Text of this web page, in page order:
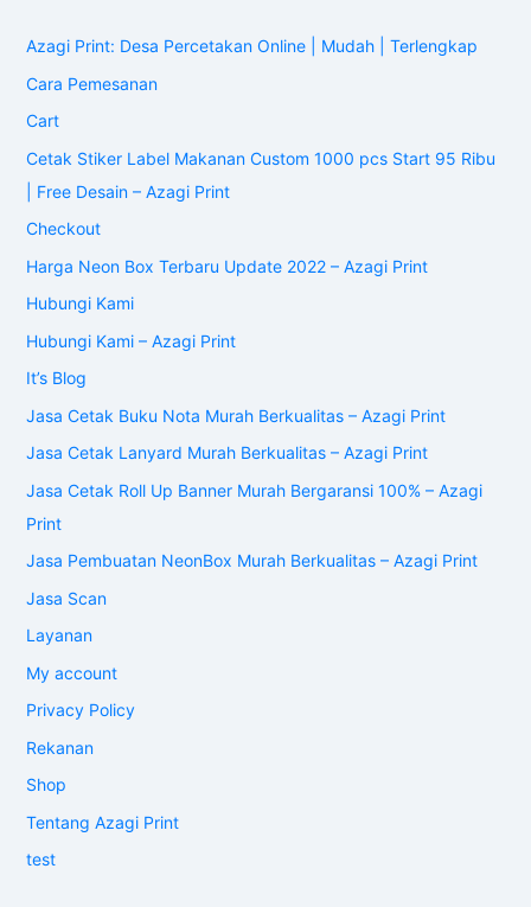
Azagi Print: Desa Percetakan Online | Mudah | Terlengkap
Cara Pemesanan
Cart
Cetak Stiker Label Makanan Custom 1000 pcs Start 95 Ribu
| Free Desain – Azagi Print
Checkout
Harga Neon Box Terbaru Update 2022 – Azagi Print
Hubungi Kami
Hubungi Kami – Azagi Print
It’s Blog
Jasa Cetak Buku Nota Murah Berkualitas – Azagi Print
Jasa Cetak Lanyard Murah Berkualitas – Azagi Print
Jasa Cetak Roll Up Banner Murah Bergaransi 100% – Azagi
Print
Jasa Pembuatan NeonBox Murah Berkualitas – Azagi Print
Jasa Scan
Layanan
My account
Privacy Policy
Rekanan
Shop
Tentang Azagi Print
test